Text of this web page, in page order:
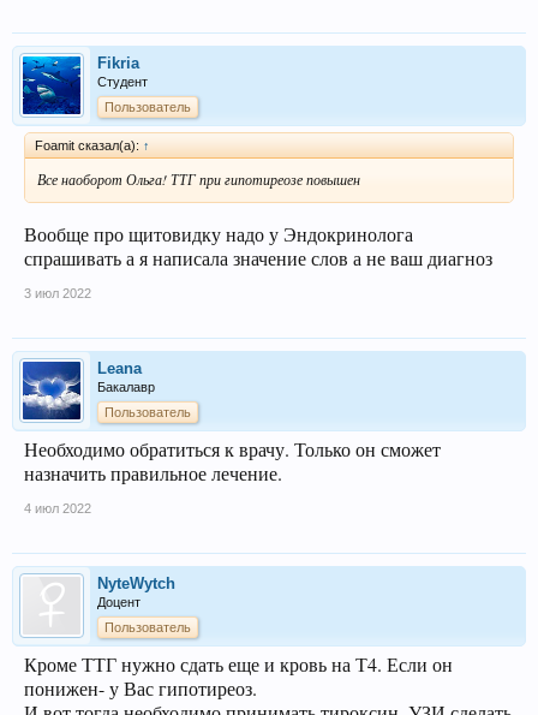
Fikria
Студент
Пользователь
Foamit сказал(а): ↑
Все наоборот Ольга! ТТГ при гипотиреозе повышен
Вообще про щитовидку надо у Эндокринолога
спрашивать а я написала значение слов а не ваш диагноз
3 июл 2022
Leana
Бакалавр
Пользователь
Необходимо обратиться к врачу. Только он сможет
назначить правильное лечение.
4 июл 2022
NyteWytch
Доцент
Пользователь
Кроме ТТГ нужно сдать еще и кровь на Т4. Если он
понижен- у Вас гипотиреоз.